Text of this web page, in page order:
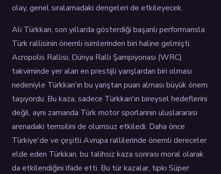
olay, genel sıralamadaki dengeleri de etkileyecek.
Ali Türkkan, son yıllarda gösterdiği başarılı performansla
Türk rallisinin önemli isimlerinden biri haline gelmişti.
Acropolis Rallisi, Dünya Ralli Şampiyonası (WRC)
takviminde yer alan en prestijli yarışlardan biri olması
nedeniyle Türkkan'ın bu yarıştan puan alması büyük önem
taşıyordu. Bu kaza, sadece Türkkan'ın bireysel hedeflerini
değil, aynı zamanda Türk motor sporlarının uluslararası
arenadaki temsilini de olumsuz etkiledi. Daha önce
Türkiye'de ve çeşitli Avrupa rallilerinde önemli dereceler
elde eden Türkkan, bu talihsiz kaza sonrası moral olarak
da etkilendiğini ifade etti. Bu tür kazalar, tıpkı Süper